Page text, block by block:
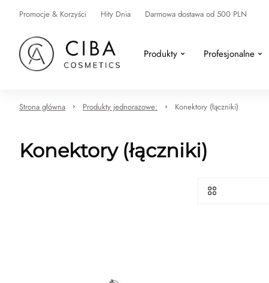
Promocje & Korzyści Hity Dnia Darmowa dostawa od 500 PLN
Produkty Profesjonalne
Strona główna Produkty jednorazowe: Konektory (łączniki)
Konektory (łączniki)